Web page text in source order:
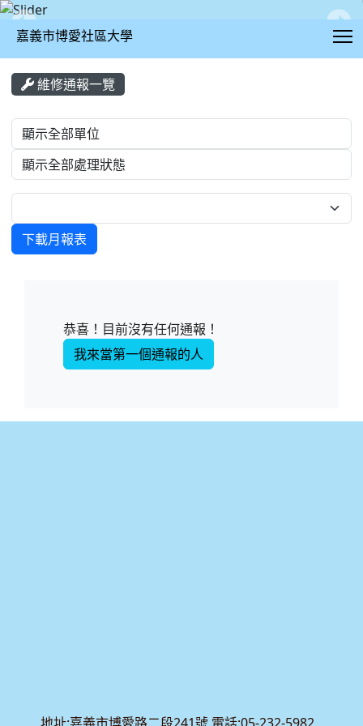
嘉義市博愛社區大學
維修通報一覽
List Repair
下載月報表
恭喜！目前沒有任何通報！
我來當第一個通報的人